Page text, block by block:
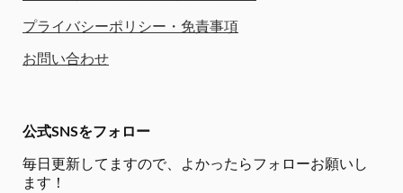
プライバシーポリシー・免責事項
お問い合わせ
公式SNSをフォロー
毎日更新してますので、
よかったらフォローお願いし
ます！